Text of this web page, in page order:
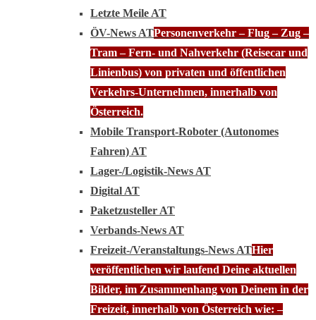
Letzte Meile AT
ÖV-News ATPersonenverkehr – Flug – Zug –
Tram – Fern- und Nahverkehr (Reisecar und
Linienbus) von privaten und öffentlichen
Verkehrs-Unternehmen, innerhalb von
Österreich.
Mobile Transport-Roboter (Autonomes
Fahren) AT
Lager-/Logistik-News AT
Digital AT
Paketzusteller AT
Verbands-News AT
Freizeit-/Veranstaltungs-News ATHier
veröffentlichen wir laufend Deine aktuellen
Bilder, im Zusammenhang von Deinem in der
Freizeit, innerhalb von Österreich wie: –